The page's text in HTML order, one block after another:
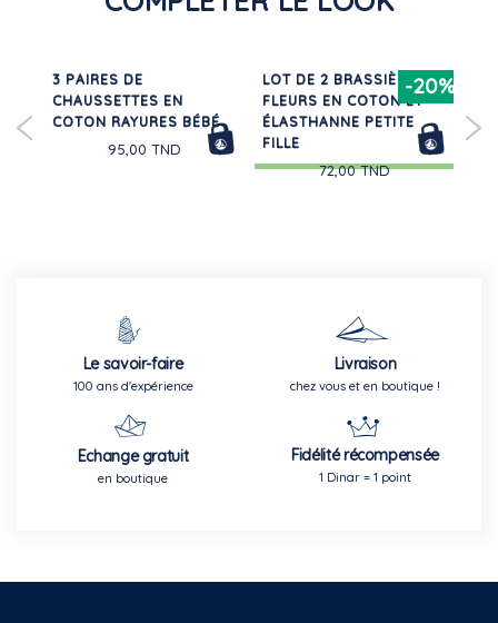
3 PAIRES DE
CHAUSSETTES EN
COTON RAYURES BÉBÉ
95,00 TND
-20%
LOT DE 2 BRASSIÈRES
FLEURS EN COTON ET
ÉLASTHANNE PETITE
FILLE
72,00 TND
Le savoir-faire
100 ans d'expérience
Livraison
chez vous et en boutique !
Echange gratuit
en boutique
Fidélité récompensée
1 Dinar = 1 point